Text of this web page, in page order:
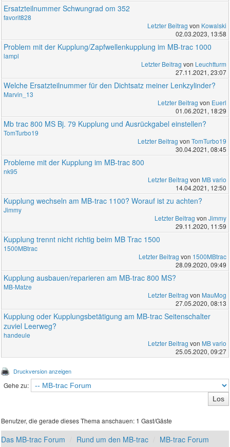
Ersatzteilnummer Schwungrad om 352
favorit828
Letzter Beitrag von Kowalski
02.03.2023, 13:58
Problem mit der Kupplung/Zapfwellenkupplung im MB-trac 1000
lampl
Letzter Beitrag von Leuchtturm
27.11.2021, 23:07
Welche Ersatzteilnummer für den Dichtsatz meiner Lenkzylinder?
Marvin_13
Letzter Beitrag von Euerl
01.06.2021, 18:29
Mb trac 800 MS Bj. 79 Kupplung und Ausrückgabel einstellen?
TomTurbo19
Letzter Beitrag von TomTurbo19
30.04.2021, 08:45
Probleme mit der Kupplung im MB-trac 800
nk95
Letzter Beitrag von MB vario
14.04.2021, 12:50
Kupplung wechseln am MB-trac 1100? Worauf ist zu achten?
Jimmy
Letzter Beitrag von Jimmy
29.11.2020, 11:59
Kupplung trennt nicht richtig beim MB Trac 1500
1500MBtrac
Letzter Beitrag von 1500MBtrac
28.09.2020, 09:49
Kupplung ausbauen/reparieren am MB-trac 800 MS?
MB-Matze
Letzter Beitrag von MauMog
27.05.2020, 08:13
Kupplung oder Kupplungsbetätigung am MB-trac Seitenschalter
zuviel Leerweg?
handeule
Letzter Beitrag von MB vario
25.05.2020, 09:27
Druckversion anzeigen
Gehe zu:
Benutzer, die gerade dieses Thema anschauen: 1 Gast/Gäste
Das MB-trac Forum Rund um den MB-trac MB-trac Forum